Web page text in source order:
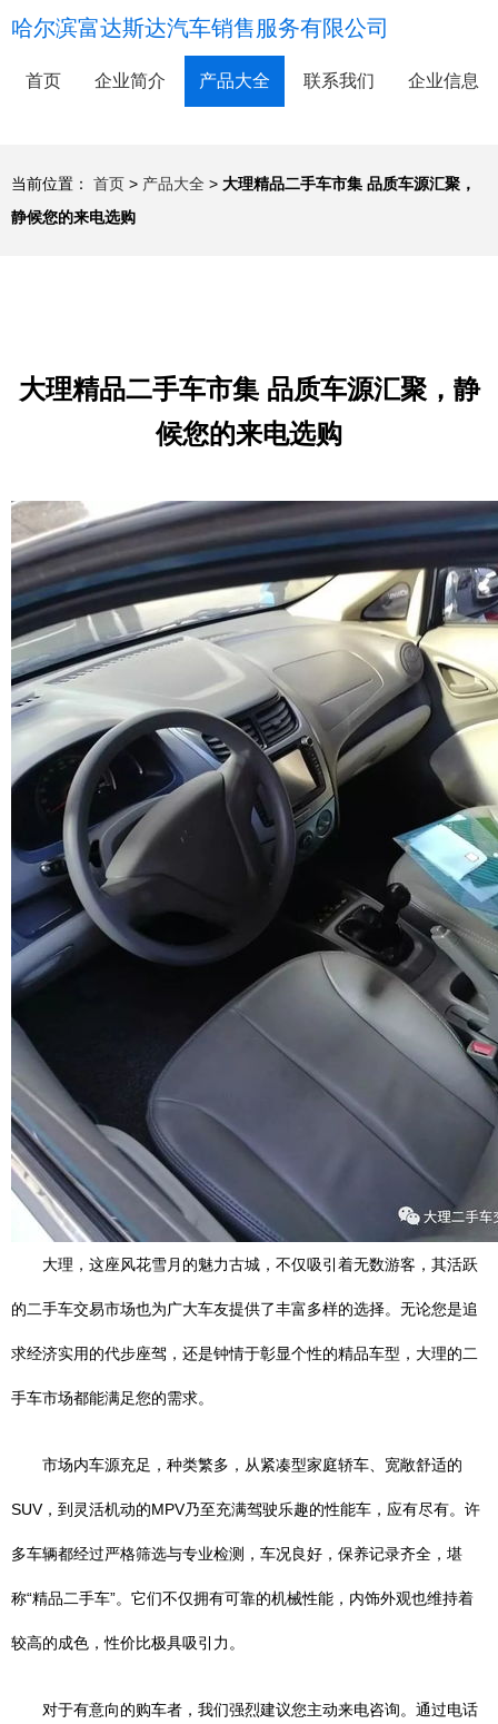
哈尔滨富达斯达汽车销售服务有限公司
首页 企业简介 产品大全 联系我们 企业信息
当前位置： 首页 > 产品大全 > 大理精品二手车市集 品质车源汇聚，
静候您的来电选购
大理精品二手车市集 品质车源汇聚，静
候您的来电选购
大理，这座风花雪月的魅力古城，不仅吸引着无数游客，其活跃
的二手车交易市场也为广大车友提供了丰富多样的选择。无论您是追
求经济实用的代步座驾，还是钟情于彰显个性的精品车型，大理的二
手车市场都能满足您的需求。
市场内车源充足，种类繁多，从紧凑型家庭轿车、宽敞舒适的
SUV，到灵活机动的MPV乃至充满驾驶乐趣的性能车，应有尽有。许
多车辆都经过严格筛选与专业检测，车况良好，保养记录齐全，堪
称“精品二手车”。它们不仅拥有可靠的机械性能，内饰外观也维持着
较高的成色，性价比极具吸引力。
对于有意向的购车者，我们强烈建议您主动来电咨询。通过电话